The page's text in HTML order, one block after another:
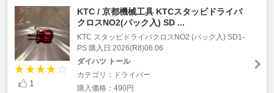
1
KTC / 京都機械工具 KTCスタッビドライバ
クロスNO2(パック入) SD ...
KTC スタッビドライバクロスNO2 (パック入) SD1-
PS 購入日:2026(R8)06.06
ダイハツ トール
カテゴリ：ドライバー
購入価格：490円